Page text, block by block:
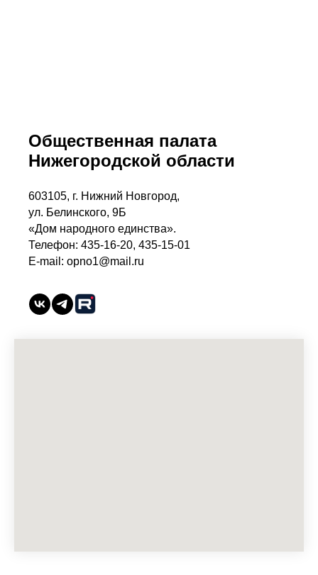
Общественная палата
Нижегородской области
603105, г. Нижний Новгород,
ул. Белинского, 9Б
«Дом народного единства».
Телефон: 435-16-20, 435-15-01
E-mail: opno1@mail.ru